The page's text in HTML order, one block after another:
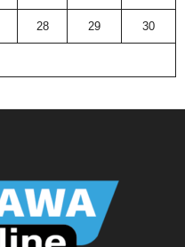
28 29 30